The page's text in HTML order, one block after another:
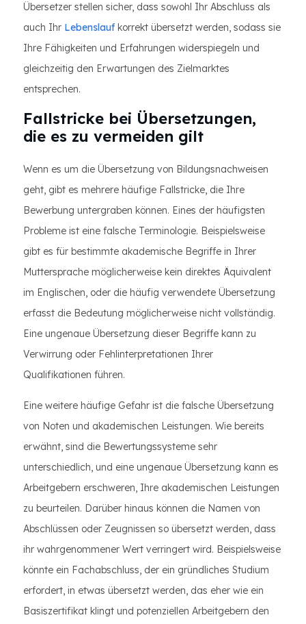
Übersetzer stellen sicher, dass sowohl Ihr Abschluss als
auch Ihr Lebenslaufkorrekt übersetzt werden, sodass sie
Ihre Fähigkeiten und Erfahrungen widerspiegeln und
gleichzeitig den Erwartungen des Zielmarktes
entsprechen.
Fallstricke bei Übersetzungen,
die es zu vermeiden gilt
Wenn es um die Übersetzung von Bildungsnachweisen
geht, gibt es mehrere häufige Fallstricke, die Ihre
Bewerbung untergraben können. Eines der häufigsten
Probleme ist eine falsche Terminologie. Beispielsweise
gibt es für bestimmte akademische Begriffe in Ihrer
Muttersprache möglicherweise kein direktes Äquivalent
im Englischen, oder die häufig verwendete Übersetzung
erfasst die Bedeutung möglicherweise nicht vollständig.
Eine ungenaue Übersetzung dieser Begriffe kann zu
Verwirrung oder Fehlinterpretationen Ihrer
Qualifikationen führen.
Eine weitere häufige Gefahr ist die falsche Übersetzung
von Noten und akademischen Leistungen. Wie bereits
erwähnt, sind die Bewertungssysteme sehr
unterschiedlich, und eine ungenaue Übersetzung kann es
Arbeitgebern erschweren, Ihre akademischen Leistungen
zu beurteilen. Darüber hinaus können die Namen von
Abschlüssen oder Zeugnissen so übersetzt werden, dass
ihr wahrgenommener Wert verringert wird. Beispielsweise
könnte ein Fachabschluss, der ein gründliches Studium
erfordert, in etwas übersetzt werden, das eher wie ein
Basiszertifikat klingt und potenziellen Arbeitgebern den